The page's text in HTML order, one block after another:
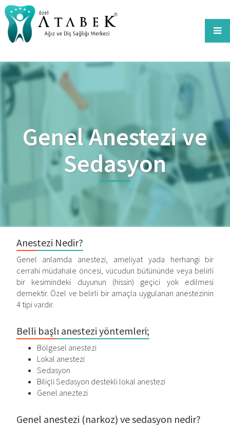
Genel Anestezi ve
Sedasyon
Anestezi Nedir?
Genel anlamda anestezi, ameliyat yada herhangi bir
cerrahi müdahale öncesi, vücudun bütününde veya belirli
bir kesimindeki duyunun (hissin) geçici yok edilmesi
demektir. Özel ve belirli bir amaçla uygulanan anestezinin
4 tipi vardır.
Belli başlı anestezi yöntemleri;
Bölgesel anestezi
Lokal anestezi
Sedasyon
Biliçli Sedasyon destekli lokal anestezi
Genel aneztezi
Genel anestezi (narkoz) ve sedasyon nedir?